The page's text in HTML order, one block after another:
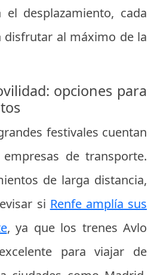
desplazamiento, cada
disfrutar al máximo de la
opciones para
festivales cuentan
de transporte.
de larga distancia,
si Renfe amplía sus
, ya que los trenes Avlo
para viajar de